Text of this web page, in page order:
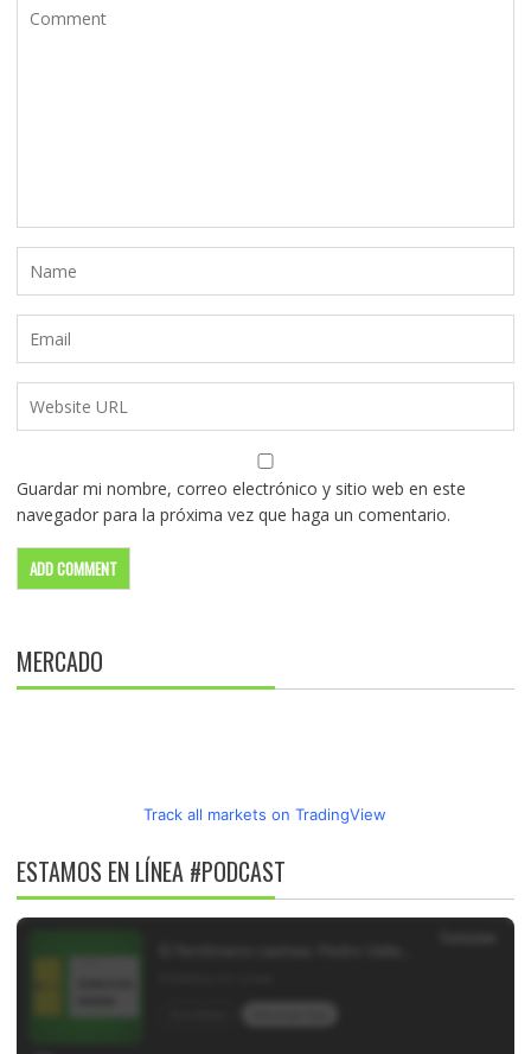
Guardar mi nombre, correo electrónico y sitio web en este
navegador para la próxima vez que haga un comentario.
MERCADO
Track all markets on TradingView
ESTAMOS EN LÍNEA #PODCAST